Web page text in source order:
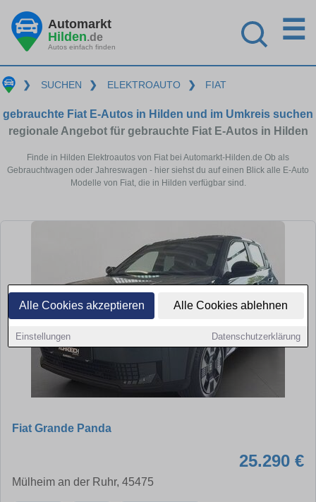
Alle Cookies akzeptieren Alle Cookies ablehnen
Einstellungen Datenschutzerklärung
Automarkt
Hilden.de
Autos einfach finden
☰
❯ SUCHEN ❯ ELEKTROAUTO ❯ FIAT
gebrauchte Fiat E-Autos in Hilden und im Umkreis suchen
regionale Angebot für gebrauchte Fiat E-Autos in Hilden
Finde in Hilden Elektroautos von Fiat bei Automarkt-Hilden.de Ob als
Gebrauchtwagen oder Jahreswagen - hier siehst du auf einen Blick alle E-Auto
Modelle von Fiat, die in Hilden verfügbar sind.
Fiat Grande Panda
25.290 €
Mülheim an der Ruhr, 45475